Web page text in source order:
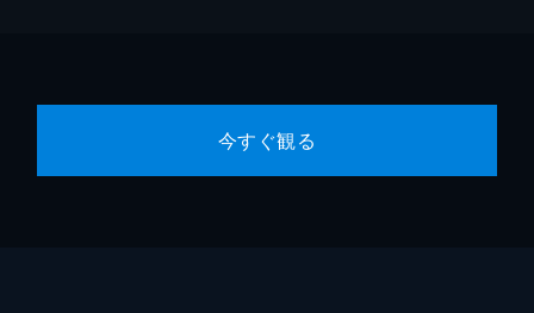
今すぐ観る